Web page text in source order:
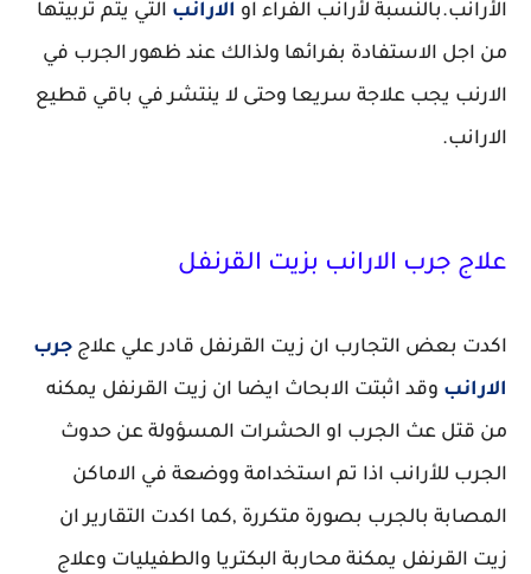
الأرانب.بالنسبة لأرانب الفراء او الارانب التي يتم تربيتها
من اجل الاستفادة بفرائها ولذالك عند ظهور الجرب في
الارنب يجب علاجة سريعا وحتى لا ينتشر في باقي قطيع
الارانب.
علاج جرب الارانب بزيت القرنفل
اكدت بعض التجارب ان زيت القرنفل قادر علي علاج جرب
الارانب وقد اثبتت الابحاث ايضا ان زيت القرنفل يمكنه
من قتل عث الجرب او الحشرات المسؤولة عن حدوث
الجرب للأرانب اذا تم استخدامة ووضعة في الاماكن
المصابة بالجرب بصورة متكررة ,كما اكدت التقارير ان
زيت القرنفل يمكنة محاربة البكتريا والطفيليات وعلاج